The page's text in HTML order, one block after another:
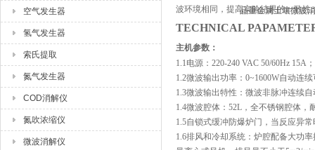
空气发生器
氢气发生器
索氏提取
氮气发生器
COD消解仪
氮吹浓缩仪
微波消解仪
波环境相同，提高实验结果的一致性
TECHNICAL
主机参数：
1.1电源：220-240 VAC 50/60Hz
1.2微波输出功率：0~1600W自动连
1.3微波输出特性：微波非脉冲连续
1.4微波腔体：52L，全不锈钢腔体
1.5自锁式缓冲防爆炉门，当反应异
1.6排风和冷却系统：炉腔配备大功